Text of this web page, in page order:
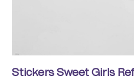
Stickers Sweet Girls